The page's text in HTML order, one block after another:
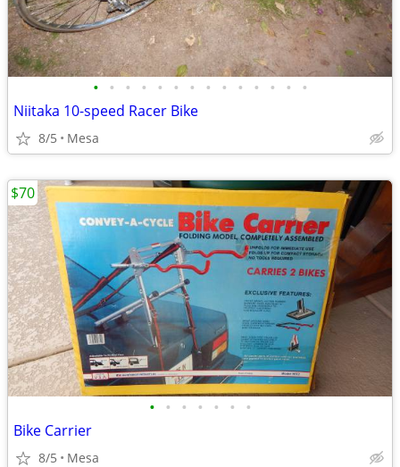
• • • • • • • • • • • • • •
Niitaka 10-speed Racer Bike
8/5 Mesa
• • • • • • •
Bike Carrier
8/5 Mesa
$70